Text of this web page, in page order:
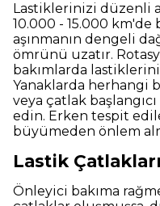
Lastiklerinizi düzenli
10.000 - 15.000
aşınmanın dengeli
ömrünü uzatır.
bakımlarda
Yanaklarda herhangi
veya çatlak
edin. Erken tespit
büyümeden önlem
Lastik
Önleyici bakıma